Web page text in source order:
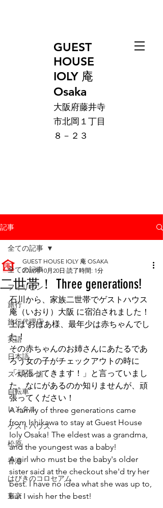
GUEST
HOUSE
IOLY 庵
Osaka
大阪府藤井寺
市北岡１丁目
８－２３
記事
全ての記事
フィリピン
旅行
旅行代理店
英語
日本語
スペイン語
自転車
レンタル
ゲストハウス
松原
香港
はびきのコロセアム
東京
全ての記事
二世帯！ Three generations!
GUEST HOUSE IOLY 庵 OSAKA
2019年10月20日 読了時間: 1分
石川から、家族二世帯でゲストハウス
庵（いおり）大阪 に宿泊されました！
上は おばあ様、最年少は赤ちゃんでし
た！
その赤ちゃんのお姉さんにあたるであ
ろう女の子がチェックアウトの時に
「頑張ってきます！」と言っていまし
た。なにがあるのか知りませんが、頑
張ってください！
A family of three generations came
from Ishikawa to stay at Guest House
Ioly Osaka! The eldest was a grandma,
and the youngest was a baby!
A girl who must be the baby's older
sister said at the checkout she'd try her
best. I have no idea what she was up to,
but I wish her the best!